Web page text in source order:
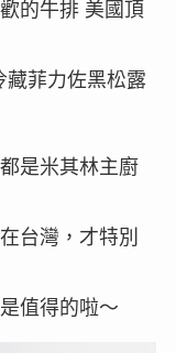
的牛排 美國頂
藏菲力佐黑松露
是米其林主廚
台灣，才特別
值得的啦～